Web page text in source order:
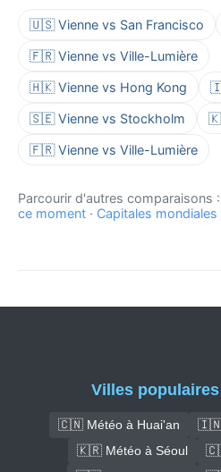
🇺🇸 Vienne vs San Francisco
🇫🇷 Vienne vs Ville-Lumière
🇭🇰 Vienne vs Hong Kong
🇸🇪 Vienne vs Stockholm
🇫🇷 Vienne vs Ville-Lumière
Parcourir d'autres comparaisons :
ce moment · Capitales mondiales
Villes
🇨🇳 Météo à Huai'an
🇮🇳
🇰🇷 Météo à Séoul